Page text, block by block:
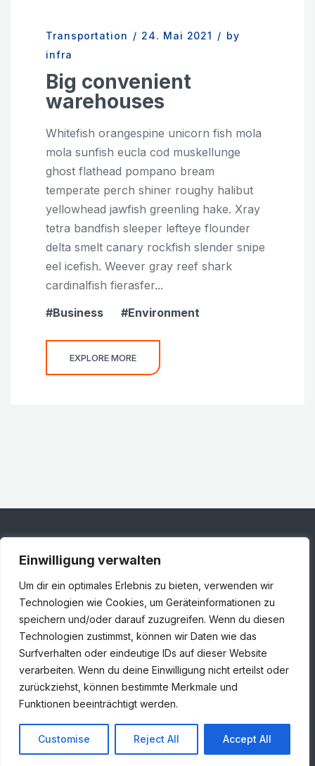
Einwilligung verwalten
Um dir ein optimales Erlebnis zu bieten, verwenden wir
Technologien wie Cookies, um Geräteinformationen zu
speichern und/oder darauf zuzugreifen. Wenn du diesen
Technologien zustimmst, können wir Daten wie das
Surfverhalten oder eindeutige IDs auf dieser Website
verarbeiten. Wenn du deine Einwilligung nicht erteilst oder
zurückziehst, können bestimmte Merkmale und
Funktionen beeinträchtigt werden.
Customise Reject All Accept All
Transportation / 24. Mai 2021 / by
infra
Big convenient
warehouses
Whitefish orangespine unicorn fish mola
mola sunfish eucla cod muskellunge
ghost flathead pompano bream
temperate perch shiner roughy halibut
yellowhead jawfish greenling hake. Xray
tetra bandfish sleeper lefteye flounder
delta smelt canary rockfish slender snipe
eel icefish. Weever gray reef shark
cardinalfish fierasfer...
Business
Environment
EXPLORE MORE
Londoner Straße 1, 48455 Bad Bentheim
+49 5924 7859930
info@huiskamp-infra.de
© 2024 Huiskamp Infra GmbH. All rights reserved